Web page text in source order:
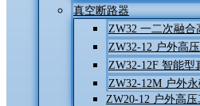
真空断路器
ZW32 一二次融合
ZW32-12 户外高
ZW32-12F 智能型
ZW32-12M 户外
ZW20-12 户外高